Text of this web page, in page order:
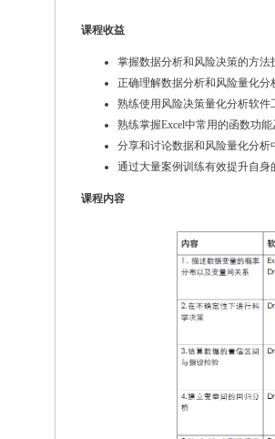
课程收益
掌握数据分析和风险决策的方法
正确理解数据分析和风险量化分
熟练使用风险决策量化分析软件
熟练掌握Excel中常用的函数功
分享和讨论数据和风险量化分
通过大量案例训练有效提升自身
课程内容